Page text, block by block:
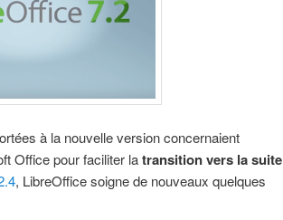
à la nouvelle version concernaient
Office pour faciliter latransition vers la suite
, LibreOffice soigne de nouveaux quelques